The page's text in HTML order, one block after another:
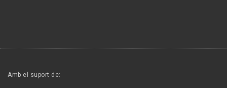
Amb el suport de: